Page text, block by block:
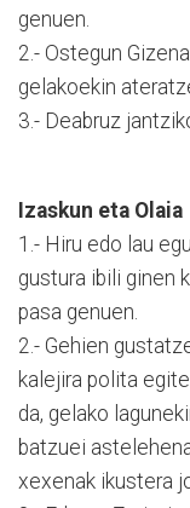
genuen.
2.- Ostegun
gelakoekin
3.- Deabruz
Izaskun eta Olaia
1.- Hiru edo lau
gustura ibili ginen
pasa genuen.
2.- Gehien
kalejira polita
da, gelako
batzuei
xexenak ikustera